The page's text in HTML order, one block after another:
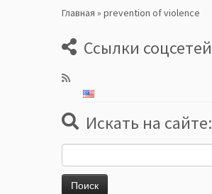
Главная » prevention of violence
Ссылки соцсетей
Искать на сайте: